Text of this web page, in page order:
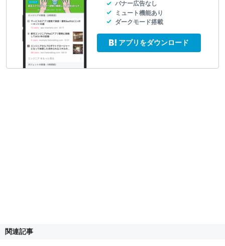
バナー広告なし
ミュート機能あり
ダークモード搭載
アプリをダウンロード
関連記事